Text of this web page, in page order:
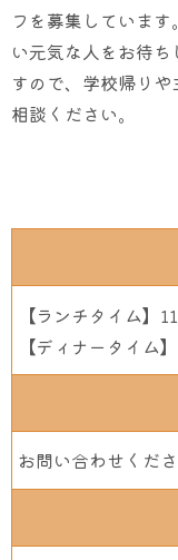
フを募集しています。
い元気な人をお待ち
すので、学校帰り
相談ください。
【ランチタイム
【ディナータイ
お問い合わせくださ